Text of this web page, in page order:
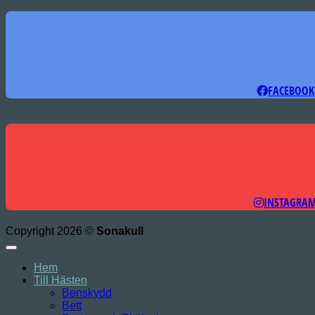
FACEBOOK
Copyright 2026 © Sonakull
Hem
Till Hästen
Benskydd
Bett